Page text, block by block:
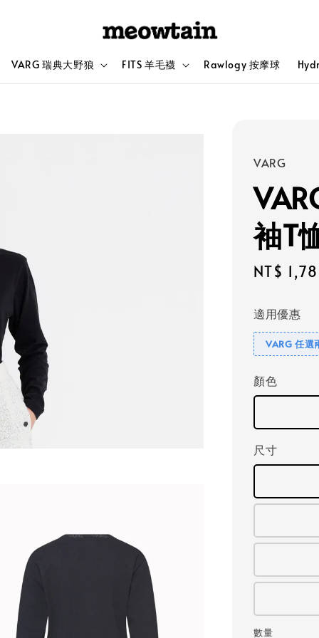
VARG 瑞典大野狼 FITS 羊毛襪 Rawlogy 按摩球
VARG
袖T
Sale
NT$
適用優惠
VARG 任選
顏色
尺寸
數量